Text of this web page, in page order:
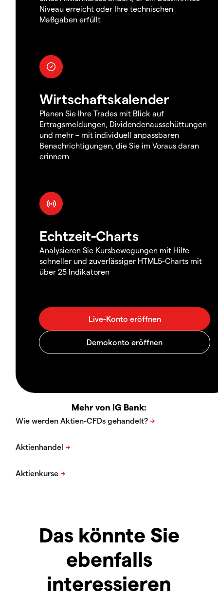
Niveau erreicht oder Ihre technischen
Maßgaben erfüllt
Wirtschaftskalender
Planen Sie Ihre Trades mit Blick auf
Ertragsmeldungen, Dividendenausschüttungen
und mehr – mit individuell anpassbaren
Benachrichtigungen, die Sie im Voraus daran
erinnern
Echtzeit-Charts
Analysieren Sie Kursbewegungen mit Hilfe
schneller und zuverlässiger HTML5-Charts mit
über 25 Indikatoren
Mehr von IG Bank:
Das könnte Sie
ebenfalls
interessieren